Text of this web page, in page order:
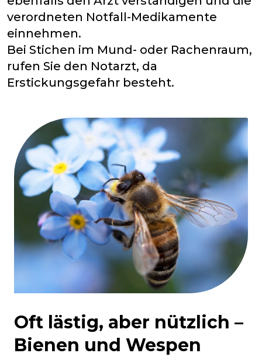
verordneten Notfall-Medikamente
einnehmen.
Bei Stichen im Mund- oder Rachenraum,
rufen Sie den Notarzt, da
Erstickungsgefahr besteht.
Oft lästig, aber nützlich –
Bienen und Wespen